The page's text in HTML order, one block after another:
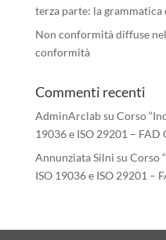
terza parte: la grammatica
Non conformità diffuse
conformità
Commenti recenti
AdminArclabsu Corso
19036 e ISO 29201 – FAD
Annunziata Silni su Corso
ISO 19036 e ISO 29201 –